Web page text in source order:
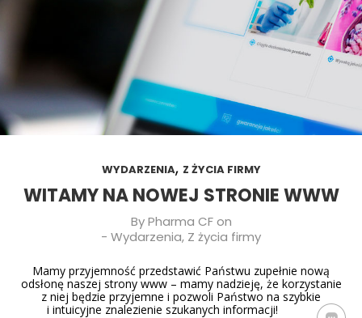
WYDARZENIA, Z ŻYCIA FIRMY
WITAMY NA NOWEJ STRONIE WWW
ByPharma CFon
- Wydarzenia, Z życia firmy
Mamy przyjemność przedstawić Państwu zupełnie nową
odsłonę naszej strony www – mamy nadzieję, że korzystanie
z niej będzie przyjemne i pozwoli Państwo na szybkie
i intuicyjne znalezienie szukanych informacji!